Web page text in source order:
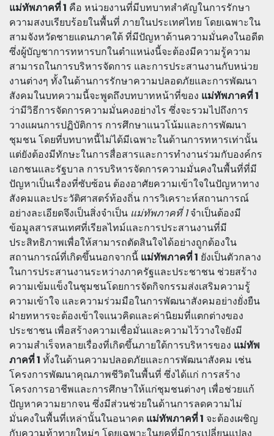
แม่ทัพภาคที่ 1 คือ หน่วยงานที่มีบทบาทสำคัญในการรักษา
ความสงบเรียบร้อยในพื้นที่ ภายในประเทศไทย โดยเฉพาะใน
สามจังหวัดชายแดนภาคใต้ ที่มีปัญหาด้านความมั่นคงในอดีต
ซึ่งผู้บัญชาการทหารบกในตำแหน่งนี้จะต้องมีความรู้ความ
สามารถในการบริหารจัดการ และการประสานงานกับหน่วย
งานต่างๆ ทั้งในด้านการรักษาความปลอดภัยและการพัฒนา
สังคมในบทความนี้จะพูดถึงบทบาทหน้าที่ของ แม่ทัพภาคที่ 1
ว่ามีวิธีการจัดการความมั่นคงอย่างไร ซึ่งจะรวมไปถึงการ
วางแผนการปฏิบัติการ การศึกษาแนวโน้มและการพัฒนา
ชุมชน โดยที่บทบาทนี้ไม่ได้มีเฉพาะในด้านการทหารเท่านั้น
แต่ยังต้องมีทักษะในการสื่อสารและการทำงานร่วมกับองค์กร
เอกชนและรัฐบาล การบริหารจัดการความมั่นคงในพื้นที่ที่มี
ปัญหาเป็นเรื่องที่ซับซ้อน ต้องอาศัยความเข้าใจในปัญหาทาง
สังคมและประวัติศาสตร์ท้องถิ่น การวิเคราะห์สถานการณ์
อย่างละเอียดจึงเป็นสิ่งจำเป็น แม่ทัพภาคที่ 1จำเป็นต้องมี
ข้อมูลสารสนเทศที่เรียลไทม์และการประสานงานที่มี
ประสิทธิภาพเพื่อให้สามารถตัดสินใจได้อย่างถูกต้องใน
สถานการณ์ที่เกิดขึ้นนอกจากนี้ แม่ทัพภาคที่ 1 ยังเป็นตัวกลาง
ในการประสานงานระหว่างภาครัฐและประชาชน ช่วยสร้าง
ความเข้มแข็งในชุมชนโดยการจัดกิจกรรมส่งเสริมความรู้
ความเข้าใจ และความร่วมมือในการพัฒนาสังคมอย่างยั่งยืน
ฝ่ายทหารจะต้องเข้าใจแนวคิดและค่านิยมที่แตกต่างของ
ประชาชน เพื่อสร้างความเชื่อมั่นและความไว้วางใจยังมี
ความสำเร็จหลายเรื่องที่เกิดขึ้นภายใต้การบริหารของ แม่ทัพ
ภาคที่ 1 ทั้งในด้านความปลอดภัยและการพัฒนาสังคม เช่น
โครงการพัฒนาคุณภาพชีวิตในพื้นที่ ซึ่งได้แก่ การสร้าง
โครงการอาชีพและการศึกษาให้แก่ชุมชนต่างๆ เพื่อช่วยแก้
ปัญหาความยากจน ซึ่งมีส่วนช่วยในด้านการลดความไม่
มั่นคงในพื้นที่เหล่านั้นในอนาคต แม่ทัพภาคที่ 1 จะต้องเผชิญ